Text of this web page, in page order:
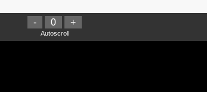
- 0 +
Autoscroll